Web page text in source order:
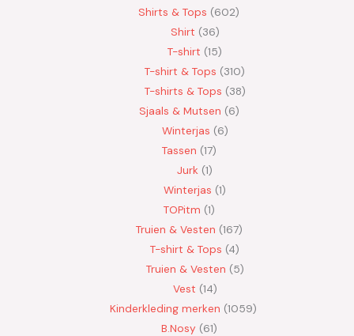
Shirts & Tops 602
Shirt 36
T-shirt 15
T-shirt & Tops 310
T-shirts & Tops 38
Sjaals & Mutsen 6
Winterjas 6
Tassen 17
Jurk 1
Winterjas 1
TOPitm 1
Truien & Vesten 167
T-shirt & Tops 4
Truien & Vesten 5
Vest 14
Kinderkleding merken 1059
B.Nosy 61